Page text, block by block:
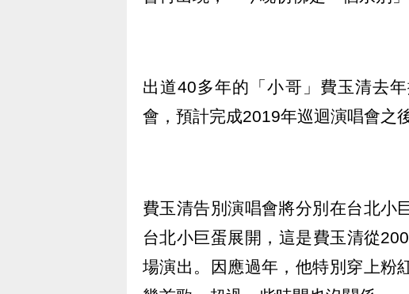
出道40多年的「小哥」費玉清去
會，預計完成2019年巡迴演唱會之
費玉清告別演唱會將分別在台北小
台北小巨蛋展開，這是費玉清從
場演出。因應過年，他特別穿上粉